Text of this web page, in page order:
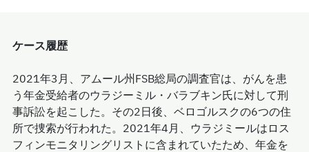
ケース履歴
2021年3月、アムール州FSB総局の調査官は、がんを患
う年金受給者のウラジーミル・バラブキン氏に対して刑
事訴訟を起こした。その2日後、ベロゴルスクの6つの住
所で捜索が行われた。2021年4月、ウラジミールはロス
フィンモニタリングリストに含まれていたため、年金を